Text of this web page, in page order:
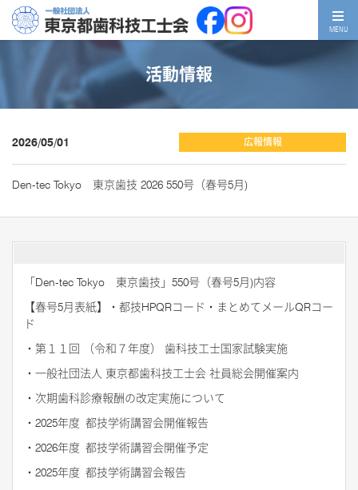
MENU
活動情報
2026/05/01 広報情報
Den-tec Tokyo 東京歯技 2026 550号（春号5月)
「 Den-tec Tokyo 東京歯技」 550号（春号5月)内容
【春号5月表紙】・都技HPQRコード・まとめてメールQRコー
ド
・第１１回 （令和７年度） 歯科技工士国家試験実施
・一般社団法人 東京都歯科技工士会 社員総会開催案内
・次期歯科診療報酬の改定実施について
・ 2025年度 都技学術講習会開催報告
・ 2026年度 都技学術講習会開催予定
・ 2025年度 都技学術講習会報告